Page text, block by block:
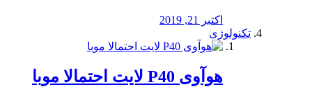
اکتبر 21, 2019
تکنولوژی
هوآوی P40 لایت احتمالا موبا